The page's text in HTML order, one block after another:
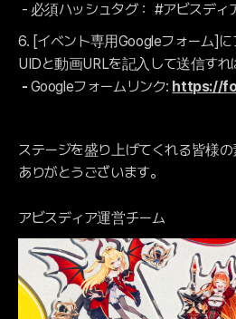
- 必須ハッシュタグ： #アビスディ
6. [イベント専用Googleフォーム]に
UIDと動画URLを記入して送信すれ
- Googleフォームリンク: https://
ステージを盛り上げてくれる皆様
ありがとうございます。
アビスディア運営チーム